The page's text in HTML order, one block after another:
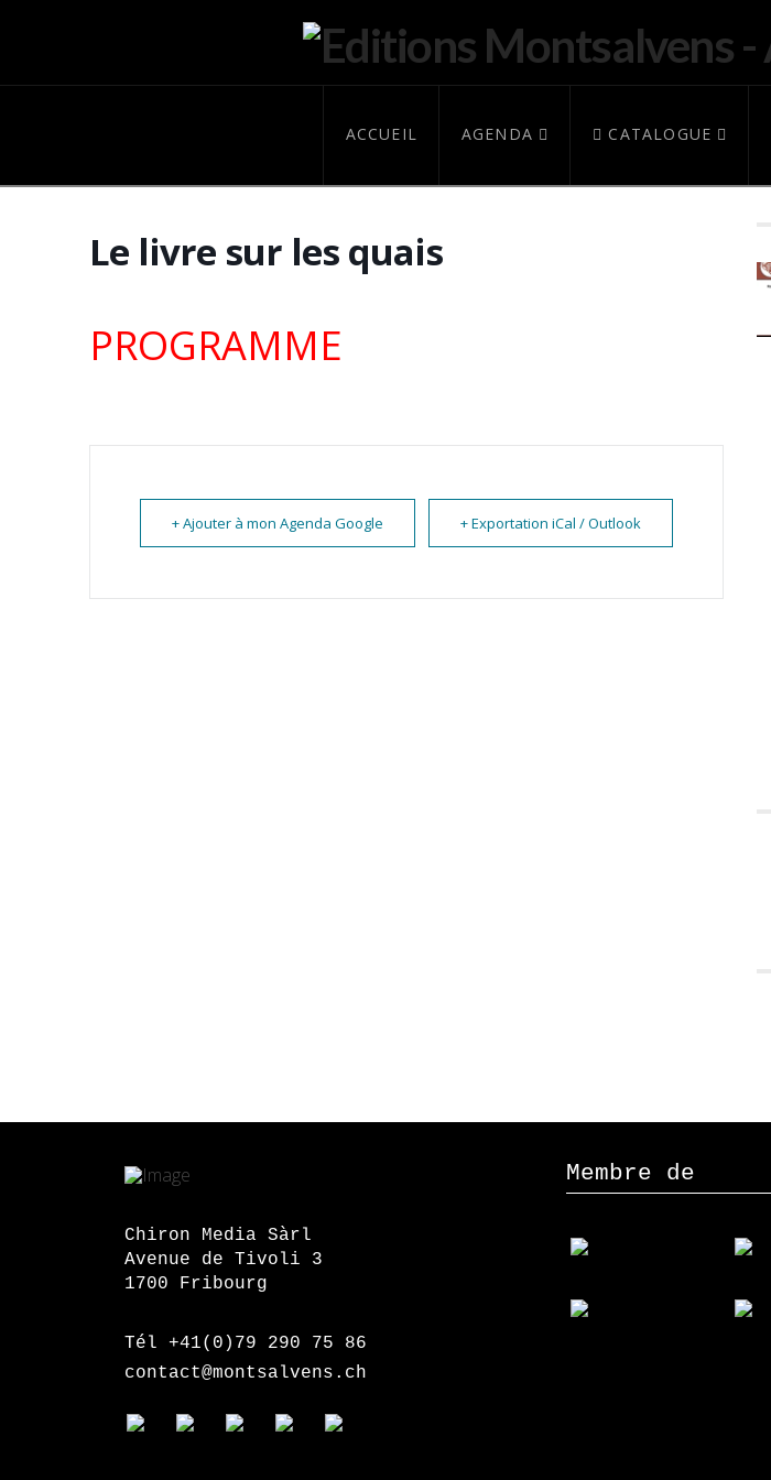
ACCUEIL AGENDA CATALOGUE
Le livre sur les quais
PROGRAMME
+ Ajouter à mon Agenda Google + Exportation iCal / Outlook
Chiron Media Sàrl
Avenue de Tivoli 3
1700 Fribourg
Tél +41(0)79 290 75 86
contact@montsalvens.ch
Membre de